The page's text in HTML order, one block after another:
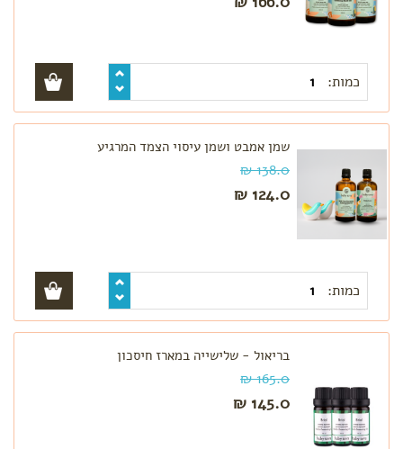
כמות:
שמן אמבט ושמן עיסוי הצמד המרגיע
138.0 ₪
124.0 ₪
כמות:
בריאול - שלישייה במארז חיסכון
165.0 ₪
145.0 ₪